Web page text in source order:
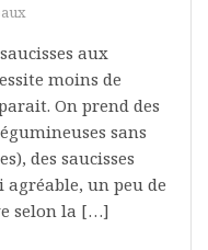
aux
moins de
On prend des
sans
des saucisses
un peu de
selon la […]